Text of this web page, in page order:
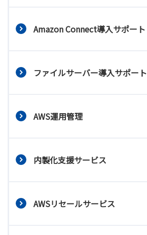
Amazon Connect導入サポート
ファイルサーバー導入サポート
AWS運用管理
内製化支援サービス
AWSリセールサービス